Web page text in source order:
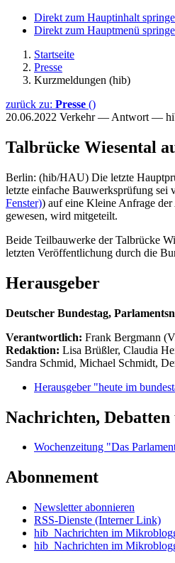
Direkt zum Hauptinhalt
Direkt zum Hauptmenü
Startseite
Presse
Kurzmeldungen (hib)
zurück zu: Presse ()
20.06.2022 Verkehr — Antwort —
Talbrücke Wiesental
Berlin: (hib/HAU) Die letzte
letzte einfache Bauwerksprüfung
Fenster)) auf eine Kleine Anfrage
gewesen, wird mitgeteilt.
Beide Teilbauwerke der Talbrücke
letzten Veröffentlichung durch die
Herausgeber
Deutscher Bundestag,
Verantwortlich: Frank Bergmann
Redaktion: Lisa Brüßler, Claudia
Sandra Schmid, Michael Schmidt,
Herausgeber "heute im
Nachrichten,
Wochenzeitung "Das
Abonnement
Newsletter abonnieren
RSS-Dienste (Interner Link)
hib_Nachrichten im
hib_Nachrichten im